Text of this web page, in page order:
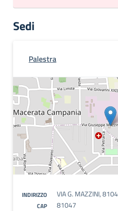
Sedi
Palestra
INDIRIZZO VIA G. MAZZINI,
CAP 81047